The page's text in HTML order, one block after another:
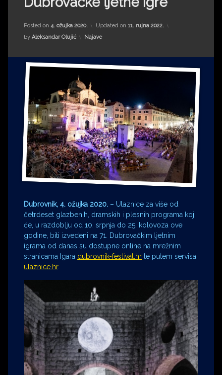
Impressum
Milenko Strižak
Drugi autori
Drugi autori
Ljiljana Lekanić-Kljaić
Željko Krznarić
Mario Lovreković
Miroslav Šantek
Posted on 4. ožujka 2020. Updated on 11. rujna 2022.
by Aleksandar Olujić Kategorije:
Najave
Dubrovnik, 4. ožujka 2020. – Ulaznice za više od
četrdeset glazbenih, dramskih i plesnih programa koji
će, u razdoblju od 10. srpnja do 25. kolovoza ove
godine, biti izvedeni na 71. Dubrovačkim ljetnim
igrama od danas su dostupne online na mrežnim
stranicama Igara dubrovnik-festival.hr te putem servisa
ulaznice.hr.